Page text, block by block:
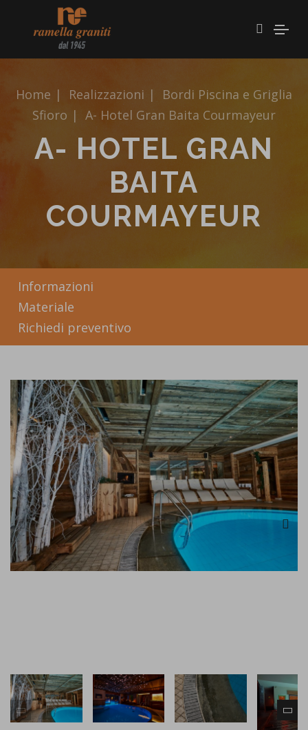
Home | Realizzazioni |
Bordi Piscina e Griglia
Sfioro | A- Hotel Gran Baita Courmayeur
A- HOTEL GRAN
BAITA
COURMAYEUR
Informazioni
Materiale
Richiedi preventivo